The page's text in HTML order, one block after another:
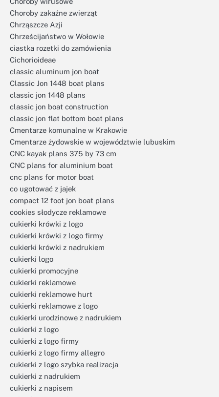
Choroby zakaźne zwierząt
Chrząszcze Azji
Chrześcijaństwo w Wołowie
ciastka rozetki do zamówienia
Cichorioideae
classic aluminum jon boat
Classic Jon 1448 boat plans
classic jon 1448 plans
classic jon boat construction
classic jon flat bottom boat plans
Cmentarze komunalne w Krakowie
Cmentarze żydowskie w województwie lubuskim
CNC kayak plans 375 by 73 cm
CNC plans for aluminium boat
cnc plans for motor boat
co ugotować z jajek
compact 12 foot jon boat plans
cookies słodycze reklamowe
cukierki krówki z logo
cukierki krówki z logo firmy
cukierki krówki z nadrukiem
cukierki logo
cukierki promocyjne
cukierki reklamowe
cukierki reklamowe hurt
cukierki reklamowe z logo
cukierki urodzinowe z nadrukiem
cukierki z logo
cukierki z logo firmy
cukierki z logo firmy allegro
cukierki z logo szybka realizacja
cukierki z nadrukiem
cukierki z napisem